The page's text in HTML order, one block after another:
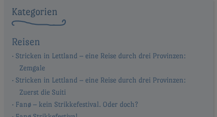
Kategorien
Reisen
Stricken in Lettland – eine Reise durch drei Provinzen:
Zemgale
Stricken in Lettland – eine Reise durch drei Provinzen:
Zuerst die Suiti
Fanø – kein Strikkefestival. Oder doch?